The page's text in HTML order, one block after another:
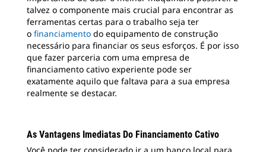
talvez o componente mais crucial para encontrar as
ferramentas certas para o trabalho seja ter
o financiamento do equipamento de construção
necessário para financiar os seus esforços. É por isso
que fazer parceria com uma empresa de
financiamento cativo experiente pode ser
exatamente aquilo que faltava para a sua empresa
realmente se destacar.
As Vantagens Imediatas Do Financiamento Cativo